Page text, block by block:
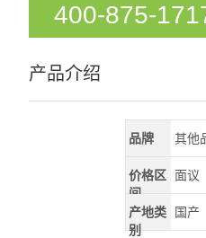
400-875-
产品介绍
品牌 其他
价格区
间
面议
产地类
别
国产